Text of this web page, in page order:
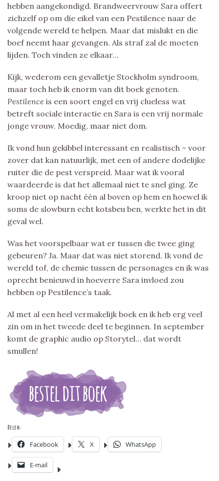
hebben aangekondigd. Brandweervrouw Sara offert
zichzelf op om die eikel van een Pestilence naar de
volgende wereld te helpen. Maar dat mislukt en die
boef neemt haar gevangen. Als straf zal de moeten
lijden. Toch vinden ze elkaar…
Kijk, wederom een gevalletje Stockholm syndroom,
maar toch heb ik enorm van dit boek genoten.
Pestilence is een soort engel en vrij clueless wat
betreft sociale interactie en Sara is een vrij normale
jonge vrouw. Moedig, maar niet dom.
Ik vond hun gekibbel interessant en realistisch – voor
zover dat kan natuurlijk, met een of andere dodelijke
ruiter die de pest verspreid. Maar wat ik vooral
waardeerde is dat het allemaal niet te snel ging. Ze
kroop niet op nacht één al boven op hem en hoewel ik
soms de slowburn echt kotsbeu ben, werkte het in dit
geval wel.
Was het voorspelbaar wat er tussen die twee ging
gebeuren? Ja. Maar dat was niet storend. Ik vond de
wereld tof, de chemie tussen de personages en ik was
oprecht benieuwd in hoeverre Sara invloed zou
hebben op Pestilence’s taak.
Al met al een heel vermakelijk boek en ik heb erg veel
zin om in het tweede deel te beginnen. In september
komt de graphic audio op Storytel… dat wordt
smullen!
Delen:
Facebook X WhatsApp
E-mail